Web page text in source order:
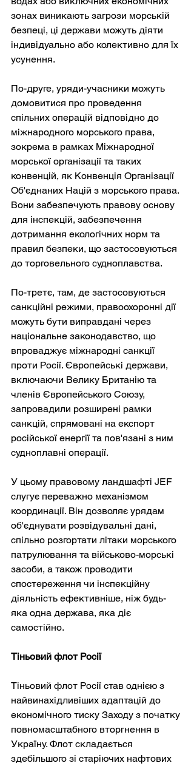
зонах виникають загрози морській
безпеці, ці держави можуть діяти
індивідуально або колективно для їх
усунення.
По-друге, уряди-учасники можуть
домовитися про проведення
спільних операцій відповідно до
міжнародного морського права,
зокрема в рамках Міжнародної
морської організації та таких
конвенцій, як Конвенція Організації
Об'єднаних Націй з морського права.
Вони забезпечують правову основу
для інспекцій, забезпечення
дотримання екологічних норм та
правил безпеки, що застосовуються
до торговельного судноплавства.
По-третє, там, де застосовуються
санкційні режими, правоохоронні дії
можуть бути виправдані через
національне законодавство, що
впроваджує міжнародні санкції
проти Росії. Європейські держави,
включаючи Велику Британію та
членів Європейського Союзу,
запровадили розширені рамки
санкцій, спрямовані на експорт
російської енергії та пов'язані з ним
судноплавні операції.
У цьому правовому ландшафті JEF
слугує переважно механізмом
координації. Він дозволяє урядам
об'єднувати розвідувальні дані,
спільно розгортати літаки морського
патрулювання та військово-морські
засоби, а також проводити
спостереження чи інспекційну
діяльність ефективніше, ніж будь-
яка одна держава, яка діє
самостійно.
Тіньовий флот Росії
Тіньовий флот Росії став однією з
найвинахідливіших адаптацій до
економічного тиску Заходу з початку
повномасштабного вторгнення в
Україну. Флот складається
здебільшого зі старіючих нафтових